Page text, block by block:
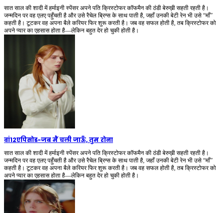
सात साल की शादी में हर्माइनी स्पेंसर अपने पति क्रिस्टोफर कॉफमैन की ठंडी बेरुख़ी सहती रहती है।
जन्मदिन पर वह एलए पहुँचती है और उसे रैचेल ब्रिग्स के साथ पाती है, जहाँ उनकी बेटी रेन भी उसे “माँ”
कहती है। टूटकर वह अपना बैले करियर फिर शुरू करती है। जब वह सफल होती है, तब क्रिस्टोफर को
अपने प्यार का एहसास होता है—लेकिन बहुत देर हो चुकी होती है।
वां12एपिसोड-जब मैं चली जाऊँ, तुम रोना
सात साल की शादी में हर्माइनी स्पेंसर अपने पति क्रिस्टोफर कॉफमैन की ठंडी बेरुख़ी सहती रहती है।
जन्मदिन पर वह एलए पहुँचती है और उसे रैचेल ब्रिग्स के साथ पाती है, जहाँ उनकी बेटी रेन भी उसे “माँ”
कहती है। टूटकर वह अपना बैले करियर फिर शुरू करती है। जब वह सफल होती है, तब क्रिस्टोफर को
अपने प्यार का एहसास होता है—लेकिन बहुत देर हो चुकी होती है।